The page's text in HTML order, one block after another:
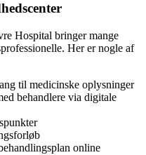
Hospital bringer mange
Her er nogle af
til medicinske oplysninger
behandlere via digitale
online